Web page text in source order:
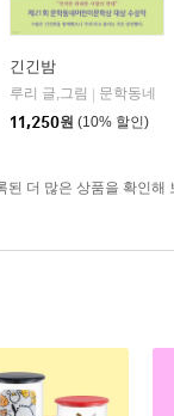
긴긴밤
루리 글,그림
문학동네
11,250원 (10% 할인)
된 더 많은 상품을 확인해